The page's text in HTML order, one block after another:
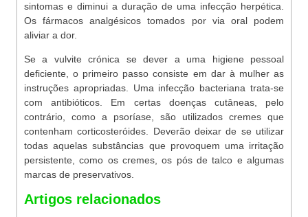
sintomas e diminui a duração de uma infecção herpética.
Os fármacos analgésicos tomados por via oral podem
aliviar a dor.
Se a vulvite crónica se dever a uma higiene pessoal
deficiente, o primeiro passo consiste em dar à mulher as
instruções apropriadas. Uma infecção bacteriana trata-se
com antibióticos. Em certas doenças cutâneas, pelo
contrário, como a psoríase, são utilizados cremes que
contenham corticosteróides. Deverão deixar de se utilizar
todas aquelas substâncias que provoquem uma irritação
persistente, como os cremes, os pós de talco e algumas
marcas de preservativos.
Artigos relacionados